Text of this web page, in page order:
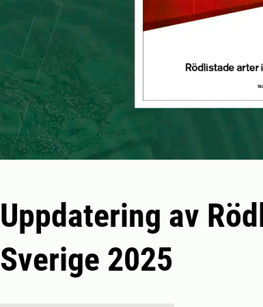
Uppdatering av
Sverige 2025